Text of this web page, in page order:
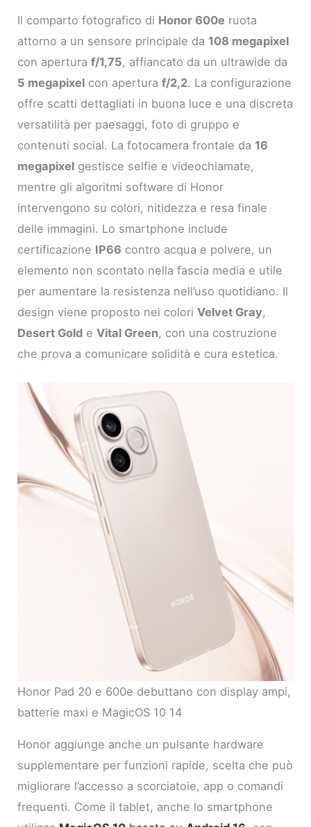
Il comparto fotografico di Honor 600e ruota
attorno a un sensore principale da 108 megapixel
con aperturaf/1,75, affiancato da un ultrawide da
5 megapixel con aperturaf/2,2. La configurazione
offre scatti dettagliati in buona luce e una discreta
versatilità per paesaggi, foto di gruppo e
contenuti social. La fotocamera frontale da 16
megapixel gestisce selfie e videochiamate,
mentre gli algoritmi software di Honor
intervengono su colori, nitidezza e resa finale
delle immagini. Lo smartphone include
certificazione IP66 contro acqua e polvere, un
elemento non scontato nella fascia media e utile
per aumentare la resistenza nell’uso quotidiano. Il
design viene proposto nei coloriVelvet Gray,
Desert Gold eVital Green, con una costruzione
che prova a comunicare solidità e cura estetica.
Honor Pad 20 e 600e debuttano con display ampi,
batterie maxi e MagicOS 10 14
Honor aggiunge anche un pulsante hardware
supplementare per funzioni rapide, scelta che può
migliorare l’accesso a scorciatoie, app o comandi
frequenti. Come il tablet, anche lo smartphone